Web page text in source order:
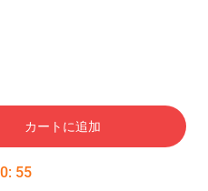
カートに追加
: 54